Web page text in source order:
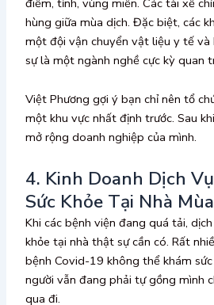
hùng giữa mùa dịch. Đặc biệt, các
một đội vận chuyển vật liệu y tế
sự là một ngành nghề cực kỳ quan
Việt Phương gợi ý bạn chỉ nên tổ
một khu vực nhất định trước. Sau
mở rộng doanh nghiệp của mình.
4. Kinh Doanh Dịch
Sức Khỏe Tại Nhà
Khi các bệnh viện đang quá tải,
khỏe tại nhà thật sự cần có. Rất
bệnh Covid-19 không thể khám
người vẫn đang phải tự gồng mình
qua đi.